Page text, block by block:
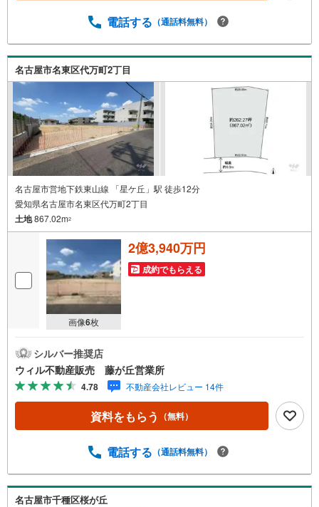
電話する （通話料無料）
名古屋市名東区代万町2丁目
名古屋市営地下鉄東山線 「星ケ丘」駅 徒歩12分
愛知県名古屋市名東区代万町2丁目
土地867.02m2
画像6枚
2億3,940万円
成約でもらえる
シルバー推奨店
ウィル不動産販売 藤が丘営業所
4.78 不動産会社レビュー 14件
資料をもらう （無料）
電話する （通話料無料）
名古屋市千種区桜が丘